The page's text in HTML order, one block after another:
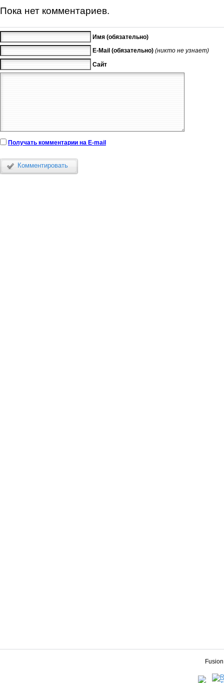
Пока нет комментариев.
Имя (обязательно)
E-Mail (обязательно) (никто не узнает)
Сайт
Получать комментарии на E-mail
Комментировать